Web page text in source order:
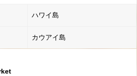
ハワイ島
カウアイ島